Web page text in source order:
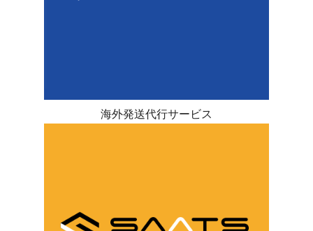
海外発送代行サービス